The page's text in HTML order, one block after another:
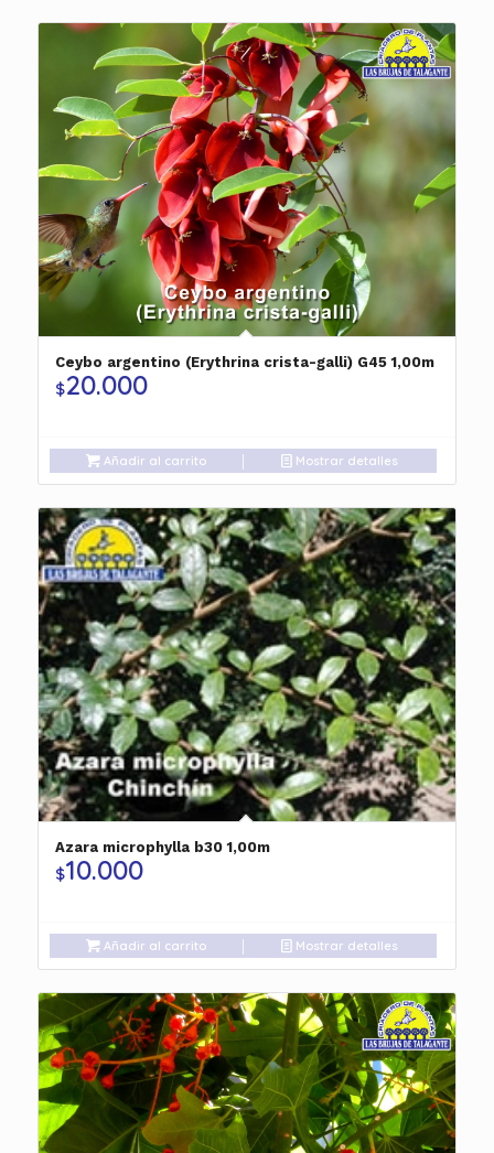
Ceybo argentino (Erythrina crista-galli) G45 1,00m
$20.000
Añadir al carrito Mostrar detalles
Azara microphylla b30 1,00m
$10.000
Añadir al carrito Mostrar detalles